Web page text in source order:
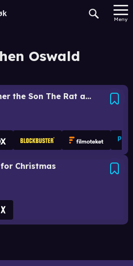
Meny
Oswald
The Mother the Son The Rat and The Gun
Christmas